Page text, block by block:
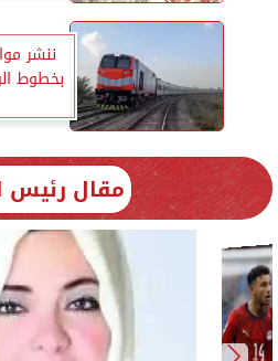
ننشر
بخطوط
مقال رئيس